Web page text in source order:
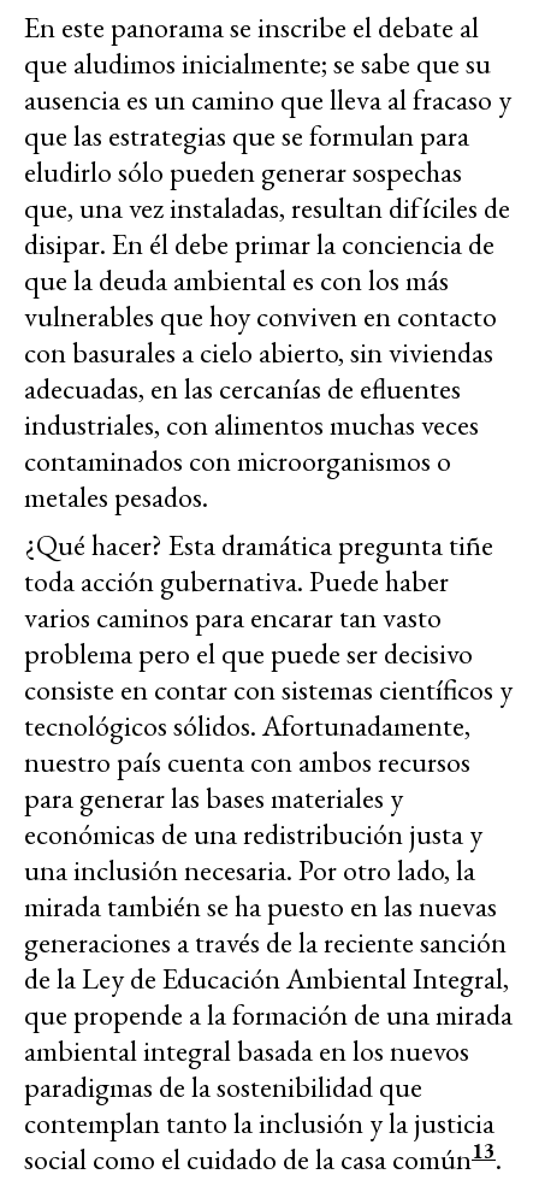
En este panorama se inscribe el debate al
que aludimos inicialmente; se sabe que su
ausencia es un camino que lleva al fracaso y
que las estrategias que se formulan para
eludirlo sólo pueden generar sospechas
que, una vez instaladas, resultan difíciles de
disipar. En él debe primar la conciencia de
que la deuda ambiental es con los más
vulnerables que hoy conviven en contacto
con basurales a cielo abierto, sin viviendas
adecuadas, en las cercanías de efluentes
industriales, con alimentos muchas veces
contaminados con microorganismos o
metales pesados.
¿Qué hacer? Esta dramática pregunta tiñe
toda acción gubernativa. Puede haber
varios caminos para encarar tan vasto
problema pero el que puede ser decisivo
consiste en contar con sistemas científicos y
tecnológicos sólidos. Afortunadamente,
nuestro país cuenta con ambos recursos
para generar las bases materiales y
económicas de una redistribución justa y
una inclusión necesaria. Por otro lado, la
mirada también se ha puesto en las nuevas
generaciones a través de la reciente sanción
de la Ley de Educación Ambiental Integral,
que propende a la formación de una mirada
ambiental integral basada en los nuevos
paradigmas de la sostenibilidad que
contemplan tanto la inclusión y la justicia
social como el cuidado de la casa común13.